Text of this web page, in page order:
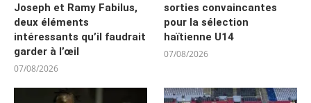
Joseph et Ramy Fabilus,
deux éléments
intéressants qu’il faudrait
garder à l’œil
07/08/2026
sorties convaincantes
pour la sélection
haïtienne U14
07/08/2026